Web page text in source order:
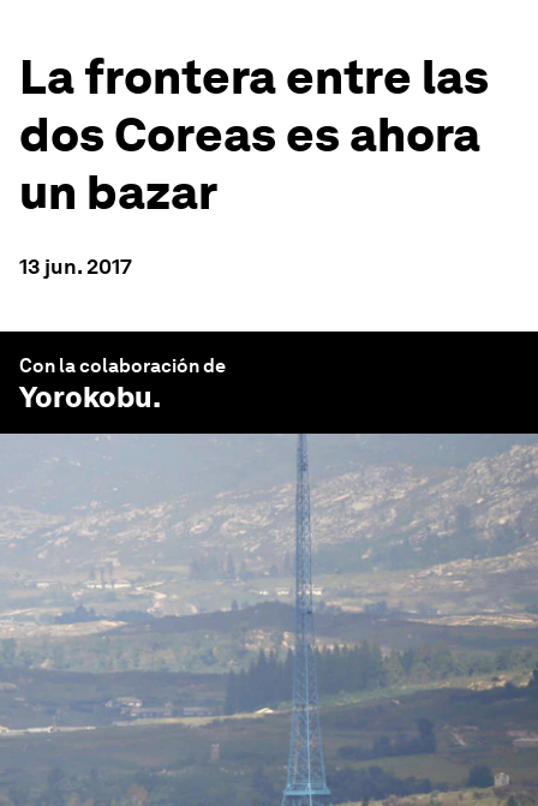
La frontera entre las
dos Coreas es ahora
un bazar
13 jun. 2017
Con la colaboración de
Yorokobu.